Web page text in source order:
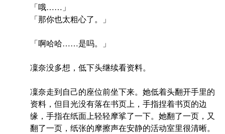
「哦……」
「那你也太粗心了。」
「啊哈哈……是吗。」
凜奈没多想，低下头继续看资料。
凜奈走到自己的座位前坐下来。她低着头翻开手里的
资料，但目光没有落在书页上，手指捏着书页的边
缘，手指在纸面上轻轻摩挲了一下。她翻了一页，又
翻了一页，纸张的摩擦声在安静的活动室里很清晰。